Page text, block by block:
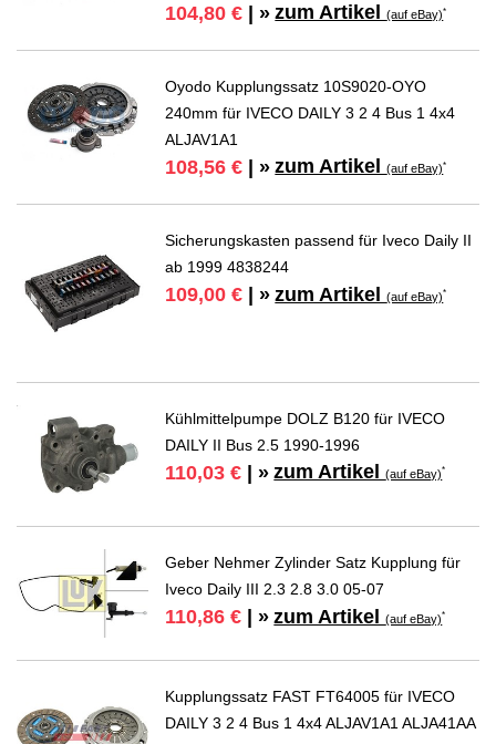
104,80 € | » zum Artikel(auf eBay)*
Oyodo Kupplungssatz 10S9020-OYO
240mm für IVECO DAILY 3 2 4 Bus 1 4x4
ALJAV1A1
108,56 € | » zum Artikel(auf eBay)*
Sicherungskasten passend für Iveco Daily II
ab 1999 4838244
109,00 € | » zum Artikel(auf eBay)*
Kühlmittelpumpe DOLZ B120 für IVECO
DAILY II Bus 2.5 1990-1996
110,03 € | » zum Artikel(auf eBay)*
Geber Nehmer Zylinder Satz Kupplung für
Iveco Daily III 2.3 2.8 3.0 05-07
110,86 € | » zum Artikel(auf eBay)*
Kupplungssatz FAST FT64005 für IVECO
DAILY 3 2 4 Bus 1 4x4 ALJAV1A1 ALJA41AA